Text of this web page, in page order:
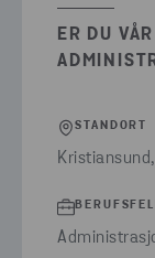
ER DU
STANDORT